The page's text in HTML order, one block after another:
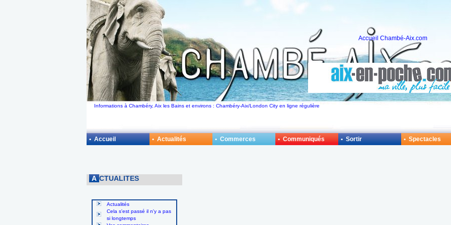
Informations à Chambéry, Aix les Bains et environs : Chambéry-Aix/London City en ligne régulière
Accueil Chambé-Aix.com
A CTUALITES
Actualités
Cela s'est passé il n'y a pas
si longtemps
• Accueil • Actualités • Commerces • Communiqués • Sortir • Spectacles